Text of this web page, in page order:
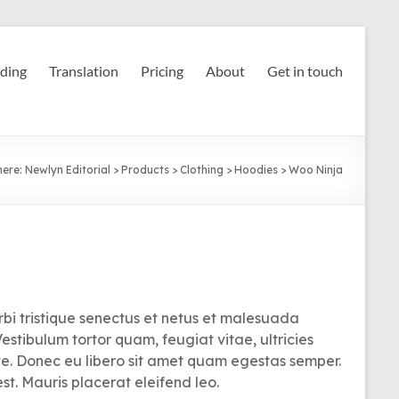
Translation Pricing About Get in touch
Newlyn Editorial > Products > Clothing > Hoodies > Woo Ninja
tristique senectus et netus et malesuada
tortor quam, feugiat vitae, ultricies
Donec eu libero sit amet quam egestas semper.
Mauris placerat eleifend leo.